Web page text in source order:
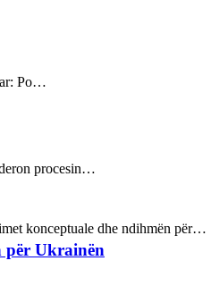
procesin…
për Ukrainën
Po…
konceptuale dhe ndihmën për…